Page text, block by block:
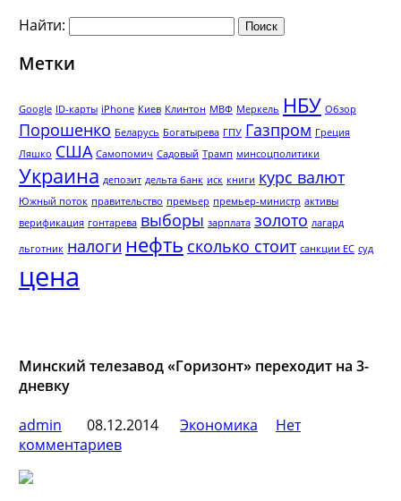
Найти:
Метки
Google ID-карты iPhone Киев Клинтон МВФ Меркель НБУ Обзор
Порошенко Беларусь Богатырева ГПУ Газпром Греция
Ляшко США Самопомич Садовый Трамп минсоцполитики
Украина депозит дельта банк иск книги курс валют
Южный поток правительство премьер премьер-министр активы
верификация гонтарева выборы зарплата золото лагард
льготник налоги нефть сколько стоит санкции ЕС суд
цена
Минский телезавод «Горизонт» переходит на 3-
дневку
admin
08.12.2014 Экономика
Нет
комментариев